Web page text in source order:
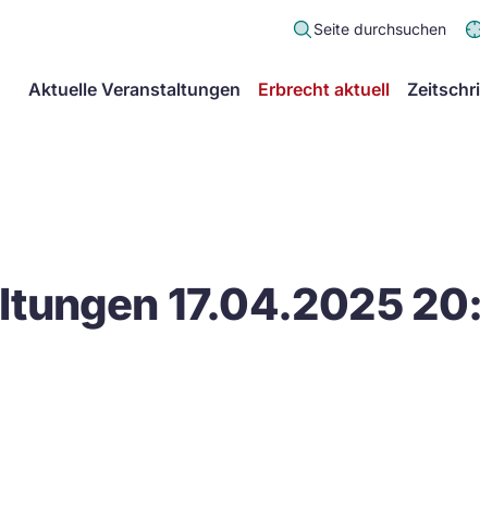
Seite durchsuchen
Aktuelle Veranstaltungen Erbrecht aktuell
17.04.2025